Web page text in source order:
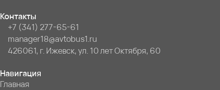
Контакты
+7 (341) 277-65-61
manager18@avtobus1.ru
426061, г. Ижевск, ул. 10 лет Октября, 60
Навигация
Главная